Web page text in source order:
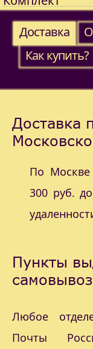
Доставка
Как купить?
Доставка
По
300 руб.
Пункты
Любое
Почты